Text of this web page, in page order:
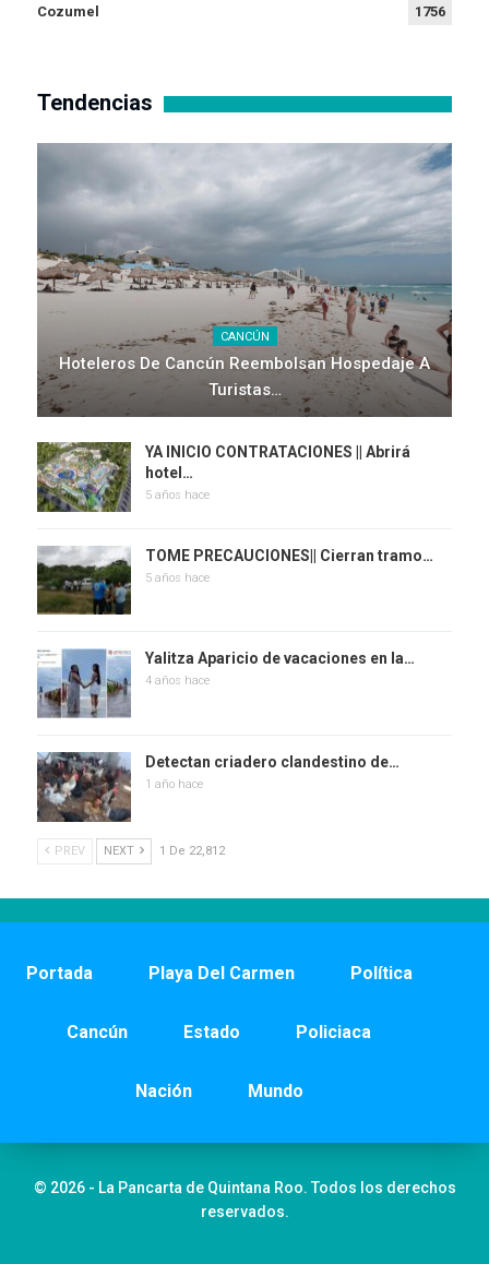
Cozumel 1756
Tendencias
CANCÚN
Hoteleros De Cancún Reembolsan Hospedaje A
Turistas…
YA INICIO CONTRATACIONES || Abrirá
hotel…
5 años hace
TOME PRECAUCIONES|| Cierran tramo…
5 años hace
Yalitza Aparicio de vacaciones en la…
4 años hace
Detectan criadero clandestino de…
1 año hace
PREV NEXT 1 De 22,812
Portada Playa Del Carmen Política
Cancún Estado Policiaca
Nación Mundo
© 2026 - La Pancarta de Quintana Roo. Todos los derechos
reservados.